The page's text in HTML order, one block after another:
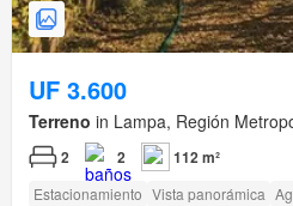
UF 3.600
Terreno in Lampa, Región
2 2 112 m²
Estacionamiento Vista panorámica